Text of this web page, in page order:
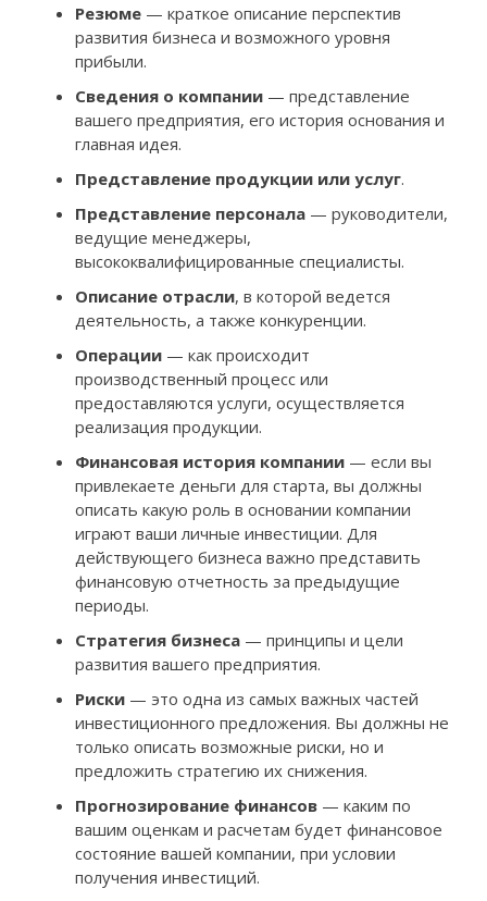
Резюме — краткое описание перспектив
развития бизнеса и возможного уровня
прибыли.
Сведения о компании — представление
вашего предприятия, его история основания и
главная идея.
Представление продукции или услуг.
Представление персонала — руководители,
ведущие менеджеры,
высококвалифицированные специалисты.
Описание отрасли, в которой ведется
деятельность, а также конкуренции.
Операции — как происходит
производственный процесс или
предоставляются услуги, осуществляется
реализация продукции.
Финансовая история компании — если вы
привлекаете деньги для старта, вы должны
описать какую роль в основании компании
играют ваши личные инвестиции. Для
действующего бизнеса важно представить
финансовую отчетность за предыдущие
периоды.
Стратегия бизнеса — принципы и цели
развития вашего предприятия.
Риски — это одна из самых важных частей
инвестиционного предложения. Вы должны не
только описать возможные риски, но и
предложить стратегию их снижения.
Прогнозирование финансов — каким по
вашим оценкам и расчетам будет финансовое
состояние вашей компании, при условии
получения инвестиций.